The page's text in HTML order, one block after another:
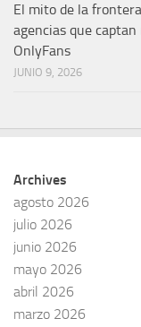
El mito de la
agencias que
OnlyFans
JUNIO 9, 2026
Archives
agosto 2026
julio 2026
junio 2026
mayo 2026
abril 2026
marzo 2026